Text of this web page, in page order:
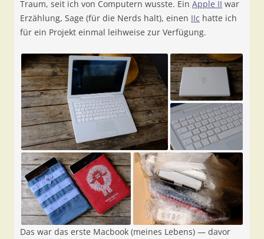
Traum, seit ich von Computern wusste. Ein Apple II war
Erzählung, Sage (für die Nerds halt), einen IIc hatte ich
für ein Projekt einmal leihweise zur Verfügung.
Das war das erste Macbook (meines Lebens) — davor